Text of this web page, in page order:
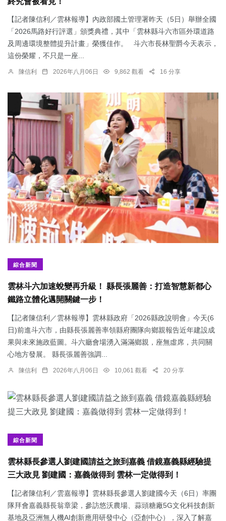
【記者陳信利／雲林報導】內政部國土管理署昨天（5日）舉辦全國
「2026馬路好行評選」頒獎典禮，其中「雲林縣斗六市區外環道路
及周邊環境整體提升計畫」榮獲佳作。 斗六市長林聖爵今天表示，
這份榮耀，不只是一座...
陳信利 2026年八月06日 9,862 觀看 16 分享
綜合新聞
雲林斗六加速蛻變再升級！ 縣長張麗善：打造智慧新都心
鐵路立體化邁開關鍵一步！
【記者陳信利／雲林報導】雲林縣政府「2026縣政說明會」今天(6
日)前進斗六市，由縣長張麗善率領縣府團隊向鄉親報告近年建設成
果與未來施政藍圖。斗六廳會場湧入滿滿鄉親，座無虛席，共同關
心地方發展。 縣長張麗善強調...
陳信利 2026年八月06日 10,061 觀看 20 分享
綜合新聞
雲林縣長參選人劉建國請益之旅到嘉義 借鏡嘉義縣經驗提
三大政見 劉建國：嘉義做得到 雲林一定做得到！
【記者陳信利／雲嘉報導】雲林縣長參選人劉建國今天（6日）率團
隊拜會嘉義縣長翁章梁，參訪悠沃農場、蒜頭糖廠5G文化科技創新
基地及亞洲無人機AI創新應用研發中心（亞創中心），深入了解嘉